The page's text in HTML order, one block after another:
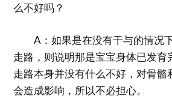
么不好吗？
A：如果是在没有干与的情况
走路，则说明那是宝宝身体已发育
走路本身并没有什么不好，对骨骼
会造成影响，所以不必担心。